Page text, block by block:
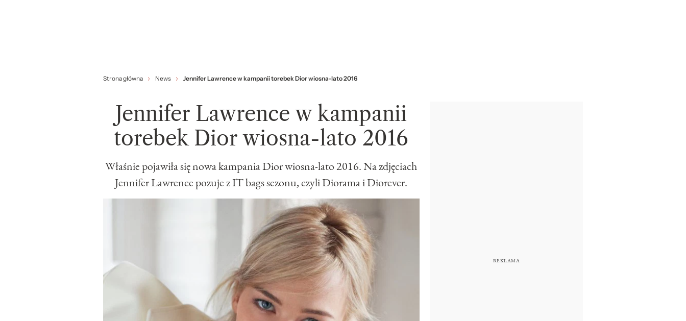
Strona główna News Jennifer Lawrence w kampanii torebek Dior wiosna-lato 2016
Jennifer Lawrence w kampanii
torebek Dior wiosna-lato 2016
Właśnie pojawiła się nowa kampania Dior wiosna-lato 2016. Na zdjęciach
Jennifer Lawrence pozuje z IT bags sezonu, czyli Diorama i Diorever.